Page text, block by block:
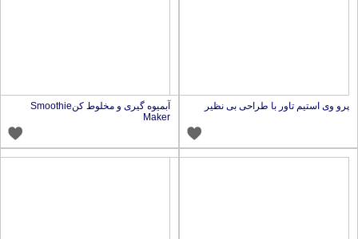
پرو وی استیم تاور با طراحی بی نظیر
آبمیوه گیری و مخلوط کنSmoothie
Maker